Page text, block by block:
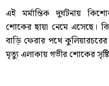
এই মর্মান্তিক দুর্ঘটনায়
শোকের ছায়া নেমে এসেছে।
বাড়ি ফেরার পথে
মৃত্যু এলাকায় গভীর শোকের